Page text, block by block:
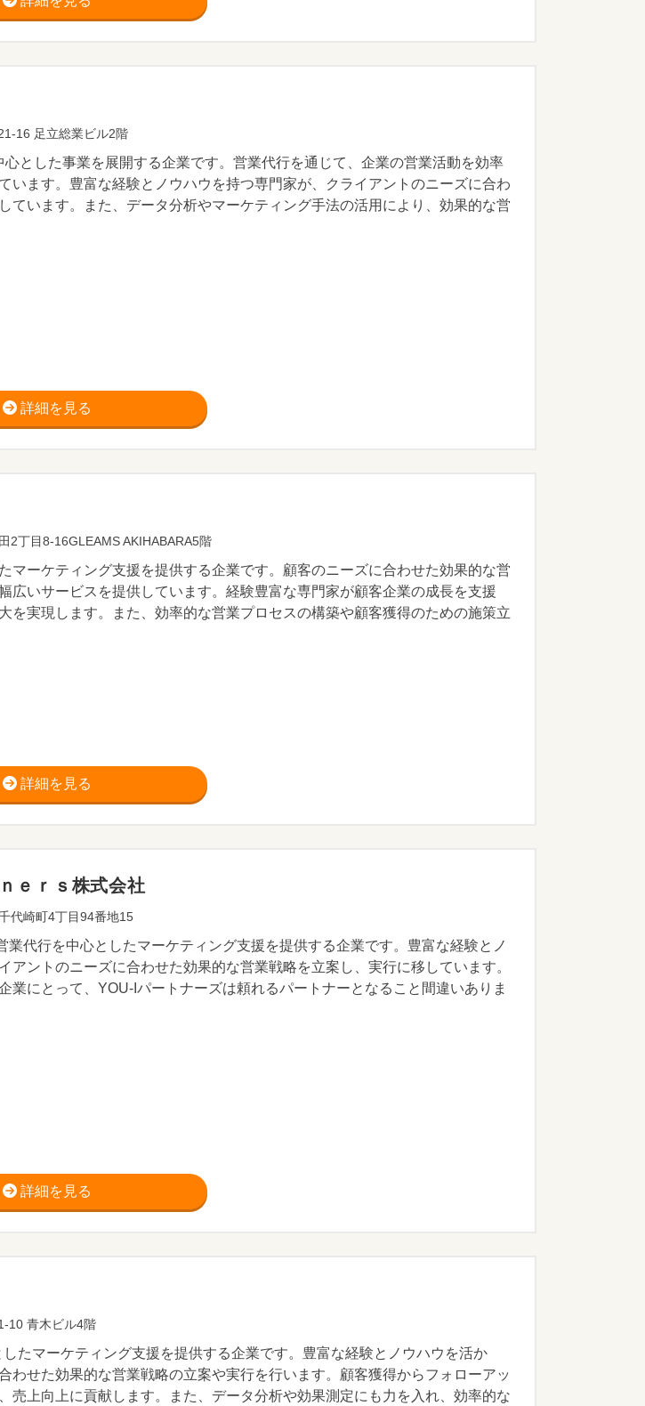
16 足立総業ビル2階
とした事業を展開する企業です。営業代行を通じて、企業の営業活動を効率
います。豊富な経験とノウハウを持つ専門家が、クライアントのニーズに合わ
ています。また、データ分析やマーケティング手法の活用により、効果的な営
詳細を見る
2丁目8-16GLEAMS AKIHABARA5階
マーケティング支援を提供する企業です。顧客のニーズに合わせた効果的な営
広いサービスを提供しています。経験豊富な専門家が顧客企業の成長を支援
を実現します。また、効率的な営業プロセスの構築や顧客獲得のための施策立
詳細を見る
ｅｒｓ株式会社
代崎町4丁目94番地15
業代行を中心としたマーケティング支援を提供する企業です。豊富な経験とノ
アントのニーズに合わせた効果的な営業戦略を立案し、実行に移しています。
業にとって、YOU-Iパートナーズは頼れるパートナーとなること間違いありま
詳細を見る
10 青木ビル4階
たマーケティング支援を提供する企業です。豊富な経験とノウハウを活か
わせた効果的な営業戦略の立案や実行を行います。顧客獲得からフォローアッ
売上向上に貢献します。また、データ分析や効果測定にも力を入れ、効率的な